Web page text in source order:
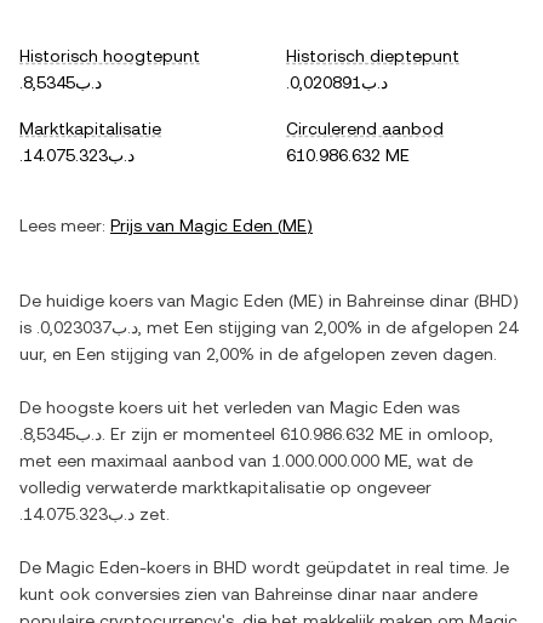
Historisch hoogtepunt
.د.ب8,5345
Historisch dieptepunt
.د.ب0,020891
Marktkapitalisatie
.د.ب14.075.323
Circulerend aanbod
610.986.632 ME
Lees meer: Prijs van Magic Eden (ME)
De huidige koers van Magic Eden (ME) in Bahreinse dinar (BHD)
is
.د.ب0,023037 , met Een stijging van 2,00% in de afgelopen 24
uur, en Een stijging van 2,00% in de afgelopen zeven dagen.
De hoogste koers uit het verleden van Magic Eden was
.د.ب8,5345 . Er zijn er momenteel 610.986.632 ME in omloop,
met een maximaal aanbod van 1.000.000.000 ME , wat de
volledig verwaterde marktkapitalisatie op ongeveer
.د.ب14.075.323 zet.
De Magic Eden-koers in BHD wordt geüpdatet in real time. Je
kunt ook conversies zien van Bahreinse dinar naar andere